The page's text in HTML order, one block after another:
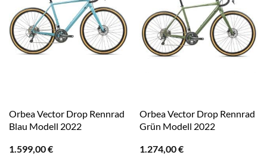
Orbea Vector Drop Rennrad
Blau Modell 2022
1.599,00€
Orbea Vector Drop Rennrad
Grün Modell 2022
1.274,00€